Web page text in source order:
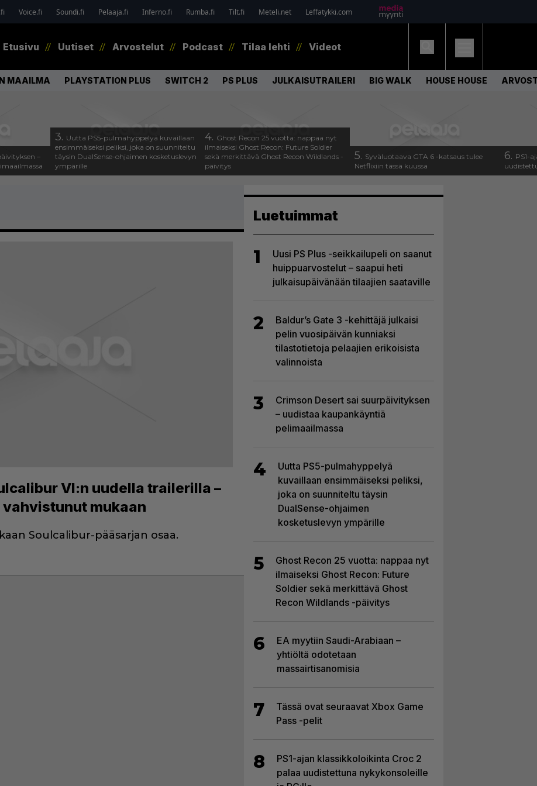
Voice.fi Soundi.fi Pelaaja.fi Inferno.fi Rumba.fi Tilt.fi Meteli.net Leffatykki.com
Etusivu Uutiset Arvostelut Podcast Tilaa lehti Videot
MAAILMA PLAYSTATION PLUS SWITCH 2 PS PLUS JULKAISUTRAILERI BIG WALK HOUSE HOUSE
–
3. Uutta PS5-pulmahyppelyä kuvaillaan
ensimmäiseksi peliksi, joka on suunniteltu
täysin DualSense-ohjaimen kosketuslevyn
ympärille
4. Ghost Recon 25 vuotta: nappaa nyt
ilmaiseksi Ghost Recon: Future Soldier
sekä merkittävä Ghost Recon Wildlands -
päivitys
5. Syväluotaava GTA 6 -katsaus tulee
Netflixiin tässä kuussa
6. PS1-
VI:n uudella trailerilla –
vahvistunut mukaan
Soulcalibur-pääsarjan osaa.
Luetuimmat
1
Uusi PS Plus -seikkailupeli on saanut
huippuarvostelut – saapui heti
julkaisupäivänään tilaajien saataville
2
Baldur’s Gate 3 -kehittäjä julkaisi
pelin vuosipäivän kunniaksi
tilastotietoja pelaajien erikoisista
valinnoista
3
Crimson Desert sai suurpäivityksen
– uudistaa kaupankäyntiä
pelimaailmassa
4
Uutta PS5-pulmahyppelyä
kuvaillaan ensimmäiseksi peliksi,
joka on suunniteltu täysin
DualSense-ohjaimen
kosketuslevyn ympärille
5
Ghost Recon 25 vuotta: nappaa nyt
ilmaiseksi Ghost Recon: Future
Soldier sekä merkittävä Ghost
Recon Wildlands -päivitys
6
EA myytiin Saudi-Arabiaan –
yhtiöltä odotetaan
massairtisanomisia
7
Tässä ovat seuraavat Xbox Game
Pass -pelit
8
PS1-ajan klassikkoloikinta Croc 2
palaa uudistettuna nykykonsoleille